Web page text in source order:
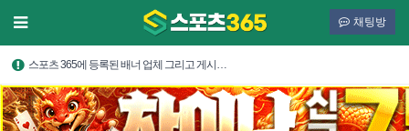
채팅방
스포츠 365에 등록된 배너 업체 그리고 게시…